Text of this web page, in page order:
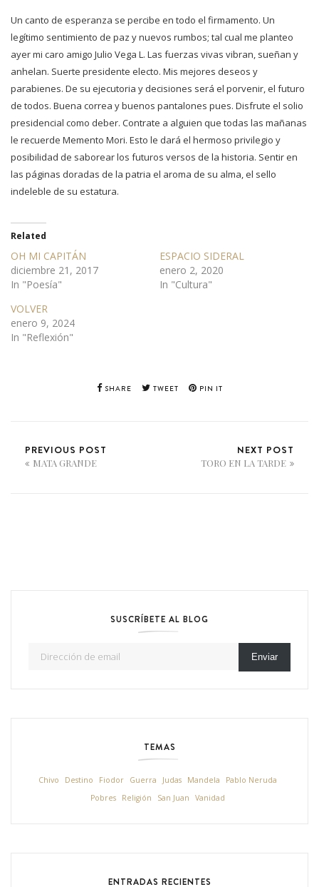
Un canto de esperanza se percibe en todo el firmamento. Un
legítimo sentimiento de paz y nuevos rumbos; tal cual me planteo
ayer mi caro amigo Julio Vega L. Las fuerzas vivas vibran, sueñan y
anhelan. Suerte presidente electo. Mis mejores deseos y
parabienes. De su ejecutoria y decisiones será el porvenir, el futuro
de todos. Buena correa y buenos pantalones pues. Disfrute el solio
presidencial como deber. Contrate a alguien que todas las mañanas
le recuerde Memento Mori. Esto le dará el hermoso privilegio y
posibilidad de saborear los futuros versos de la historia. Sentir en
las páginas doradas de la patria el aroma de su alma, el sello
indeleble de su estatura.
Related
OH MI CAPITÁN
diciembre 21, 2017
In "Poesía"
ESPACIO SIDERAL
enero 2, 2020
In "Cultura"
VOLVER
enero 9, 2024
In "Reflexión"
SHARE TWEET PIN IT
PREVIOUS POST
MATA GRANDE
NEXT POST
TORO EN LA TARDE
SUSCRÍBETE AL BLOG
Enviar
TEMAS
Chivo Destino Fiodor Guerra Judas Mandela
Pablo Neruda
Pobres
Religión San Juan Vanidad
ENTRADAS RECIENTES